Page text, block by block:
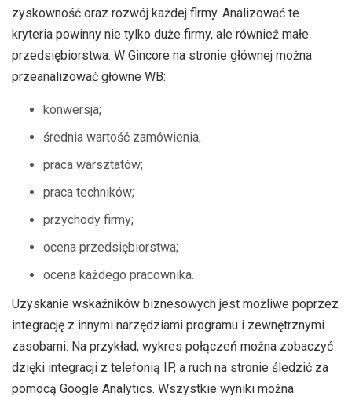
zyskowność oraz rozwój każdej firmy. Analizować te
kryteria powinny nie tylko duże firmy, ale również małe
przedsiębiorstwa. W Gincore na stronie głównej można
przeanalizować główne WB:
konwersja;
średnia wartość zamówienia;
praca warsztatów;
praca techników;
przychody firmy;
ocena przedsiębiorstwa;
ocena każdego pracownika.
Uzyskanie wskaźników biznesowych jest możliwe poprzez
integrację z innymi narzędziami programu i zewnętrznymi
zasobami. Na przykład, wykres połączeń można zobaczyć
dzięki integracji z telefonią IP, a ruch na stronie śledzić za
pomocą Google Analytics. Wszystkie wyniki można